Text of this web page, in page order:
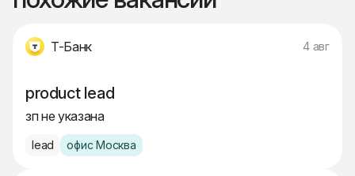
Т-Банк 4 авг
product lead
зп не указана
lead офис Москва